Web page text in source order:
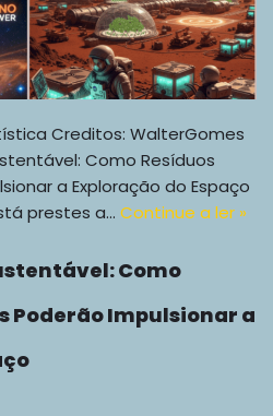
Creditos: WalterGomes
Como Resíduos
a Exploração do Espaço
prestes a… Continue a ler »
Como
Poderão Impulsionar a